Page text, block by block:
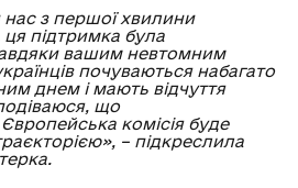
з першої хвилини
ця підтримка була
вашим невтомним
почуваються набагато
днем і мають відчуття
що
комісія буде
– підкреслила